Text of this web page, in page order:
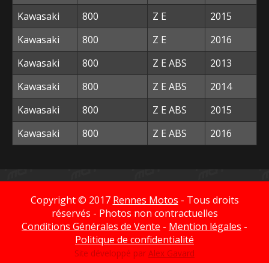
Kawasaki
800 Z E
2015
Kawasaki
800 Z E
2016
Kawasaki
800 Z E ABS
2013
Kawasaki
800 Z E ABS
2014
Kawasaki
800 Z E ABS
2015
Kawasaki
800 Z E ABS 2016
Copyright © 2017 Rennes Motos - Tous droits
réservés - Photos non contractuelles
Conditions Générales de Vente - Mention légales -
Politique de confidentialité
Site développé par Alex Gavard